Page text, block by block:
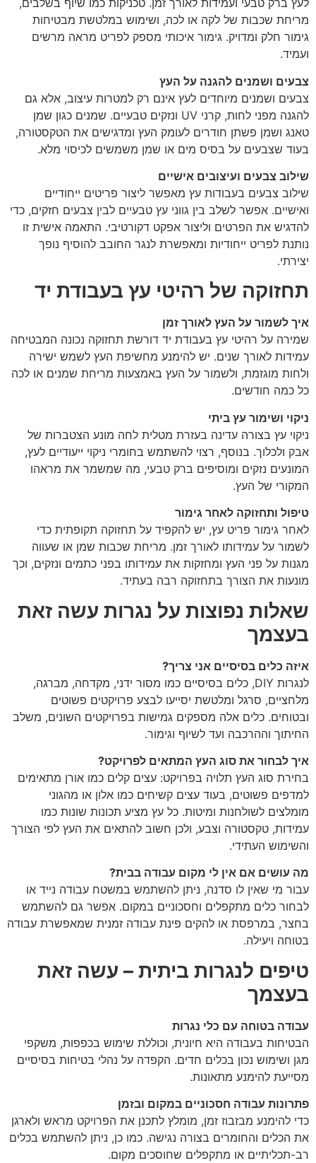
לעץ ברק טבעי ועמידות לאורך זמן. טכניקות כמו שיוף בשלבים,
מריחת שכבות של לקה או לכה, ושימוש במלטשת מבטיחות
גימור חלק ומדויק. גימור איכותי מספק לפריט מראה מרשים
ועמיד.
צבעים ושמנים להגנה על העץ
צבעים ושמנים מיוחדים לעץ אינם רק למטרות עיצוב, אלא גם
להגנה מפני לחות, קרני UV ונזקים טבעיים. שמנים כגון שמן
טאנג ושמן פשתן חודרים לעומק העץ ומדגישים את הטקסטורה,
בעוד שצבעים על בסיס מים או שמן משמשים לכיסוי מלא.
שילוב צבעים ועיצובים אישיים
שילוב צבעים בעבודות עץ מאפשר ליצור פריטים ייחודיים
ואישיים. אפשר לשלב בין גווני עץ טבעיים לבין צבעים חזקים, כדי
להדגיש את הפרטים וליצור אפקט דקורטיבי. התאמה אישית זו
נותנת לפריט ייחודיות ומאפשרת לנגר החובב להוסיף נופך
יצירתי.
תחזוקה של רהיטי עץ בעבודת יד
איך לשמור על העץ לאורך זמן
שמירה על רהיטי עץ בעבודת יד דורשת תחזוקה נכונה המבטיחה
עמידות לאורך שנים. יש להימנע מחשיפת העץ לשמש ישירה
ולחות מוגזמת, ולשמור על העץ באמצעות מריחת שמנים או לכה
כל כמה חודשים.
ניקוי ושימור עץ ביתי
ניקוי עץ בצורה עדינה בעזרת מטלית לחה מונע הצטברות של
אבק ולכלוך. בנוסף, רצוי להשתמש בחומרי ניקוי ייעודיים לעץ,
המונעים נזקים ומוסיפים ברק טבעי, מה שמשמר את מראהו
המקורי של העץ.
טיפול ותחזוקה לאחר גימור
לאחר גימור פריט עץ, יש להקפיד על תחזוקה תקופתית כדי
לשמור על עמידותו לאורך זמן. מריחת שכבות שמן או שעווה
מגנות על פני העץ ומחזקות את עמידותו בפני כתמים ונזקים, וכך
מונעות את הצורך בתחזוקה רבה בעתיד.
שאלות נפוצות על נגרות עשה זאת
בעצמך
איזה כלים בסיסיים אני צריך?
לנגרות DIY, כלים בסיסיים כמו מסור ידני, מקדחה, מברגה,
מלחציים, סרגל ומלטשת יסייעו לבצע פרויקטים פשוטים
ובטוחים. כלים אלה מספקים גמישות בפרויקטים השונים, משלב
החיתוך וההרכבה ועד לשיוף וגימור.
איך לבחור את סוג העץ המתאים לפרויקט?
בחירת סוג העץ תלויה בפרויקט: עצים קלים כמו אורן מתאימים
למדפים פשוטים, בעוד עצים קשיחים כמו אלון או מהגוני
מומלצים לשולחנות ומיטות. כל עץ מציע תכונות שונות כמו
עמידות, טקסטורה וצבע, ולכן חשוב להתאים את העץ לפי הצורך
והשימוש העתידי.
מה עושים אם אין לי מקום עבודה בבית?
עבור מי שאין לו סדנה, ניתן להשתמש במשטח עבודה נייד או
לבחור כלים מתקפלים וחסכוניים במקום. אפשר גם להשתמש
בחצר, במרפסת או להקים פינת עבודה זמנית שמאפשרת עבודה
בטוחה ויעילה.
טיפים לנגרות ביתית – עשה זאת
בעצמך
עבודה בטוחה עם כלי נגרות
הבטיחות בעבודה היא חיונית, וכוללת שימוש בכפפות, משקפי
מגן ושימוש נכון בכלים חדים. הקפדה על נהלי בטיחות בסיסיים
מסייעת להימנע מתאונות.
פתרונות עבודה חסכוניים במקום ובזמן
כדי להימנע מבזבוז זמן, מומלץ לתכנן את הפרויקט מראש ולארגן
את הכלים והחומרים בצורה נגישה. כמו כן, ניתן להשתמש בכלים
רב-תכליתיים או מתקפלים שחוסכים מקום.